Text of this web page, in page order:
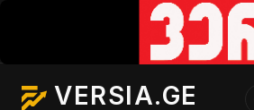
VERSIA.GE